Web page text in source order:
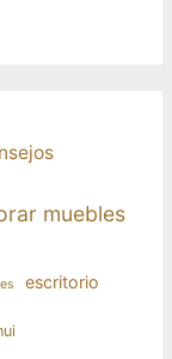
muebles
escritorio